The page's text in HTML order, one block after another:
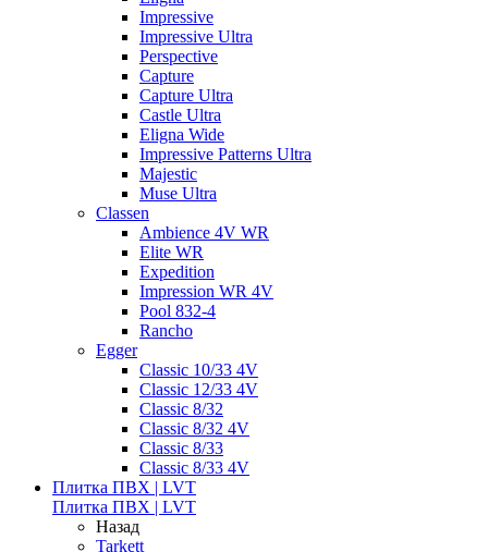
Impressive
Impressive Ultra
Perspective
Capture
Capture Ultra
Castle Ultra
Eligna Wide
Impressive Patterns Ultra
Majestic
Muse Ultra
Classen
Ambience 4V WR
Elite WR
Expedition
Impression WR 4V
Pool 832-4
Rancho
Egger
Classic 10/33 4V
Classic 12/33 4V
Classic 8/32
Classic 8/32 4V
Classic 8/33
Classic 8/33 4V
Плитка ПВХ | LVT
Плитка ПВХ | LVT
Назад
Tarkett